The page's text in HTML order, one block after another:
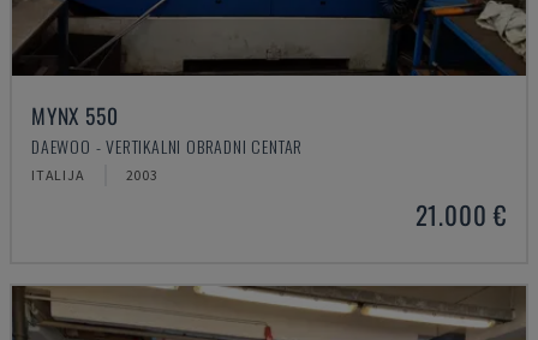
MYNX 550
DAEWOO - VERTIKALNI OBRADNI CENTAR
ITALIJA 2003
21.000 €